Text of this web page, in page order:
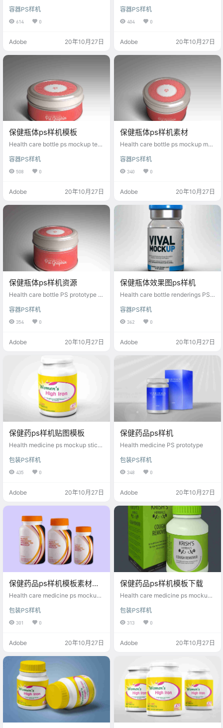
容器PS样机
614 0
Adobe 20年10月27日
容器PS样机
404 0
Adobe 20年10月27日
保健瓶体ps样机模板
Health care bottle ps mockup tem
容器PS样机
508 0
Adobe 20年10月27日
保健瓶体ps样机素材
Health care bottle ps mockup mat
容器PS样机
340 0
Adobe 20年10月27日
保健瓶体ps样机资源
Health care bottle PS prototype re
容器PS样机
354 0
Adobe 20年10月27日
保健瓶体效果图ps样机
Health care bottle renderings PS p
容器PS样机
362 0
Adobe 20年10月27日
保健药ps样机贴图模板
Health medicine ps mockup stick
包装PS样机
435 0
Adobe 20年10月27日
保健药品ps样机
Health medicine PS prototype
包装PS样机
348 0
Adobe 20年10月27日
保健药品ps样机模板素材资
源
Health care medicine ps mockup t
包装PS样机
301 0
Adobe 20年10月27日
保健药品ps样机模板下载
Health care medicine ps mockup t
包装PS样机
313 0
Adobe 20年10月27日